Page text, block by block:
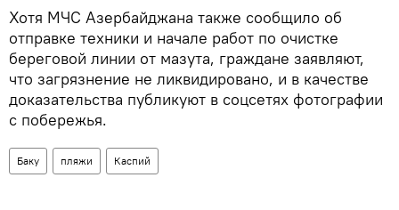
Хотя МЧС Азербайджана также сообщило об
отправке техники и начале работ по очистке
береговой линии от мазута, граждане заявляют,
что загрязнение не ликвидировано, и в качестве
доказательства публикуют в соцсетях фотографии
с побережья.
Баку пляжи Каспий